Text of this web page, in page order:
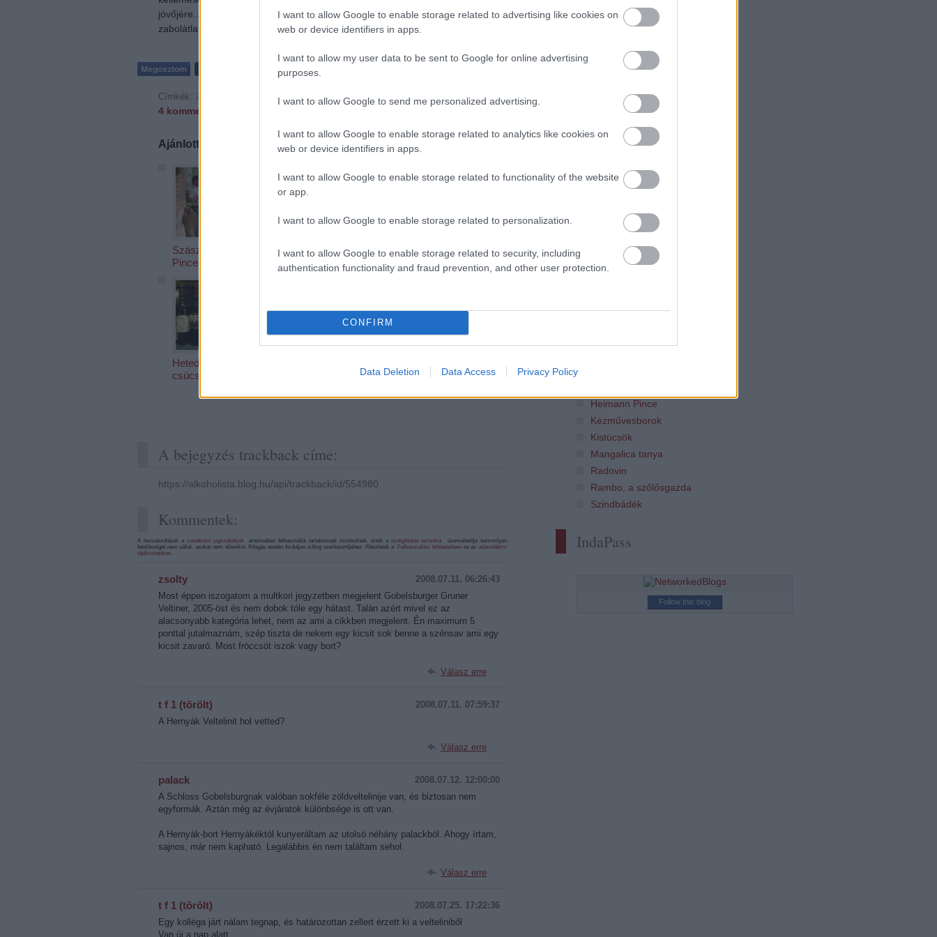
I want to allow Google to enable storage related to advertising like cookies on
web or device identifiers in apps.
I want to allow my user data to be sent to Google for online advertising
purposes.
I want to allow Google to send me personalized advertising.
I want to allow Google to enable storage related to analytics like cookies on
web or device identifiers in apps.
I want to allow Google to enable storage related to functionality of the website
or app.
I want to allow Google to enable storage related to personalization.
I want to allow Google to enable storage related to security, including
authentication functionality and fraud prevention, and other user protection.
CONFIRM
Data Deletion Data Access Privacy Policy
Kollégák
Alkonyi Tokaja
Bordoktor
Bortévé
Jamie Goode
Jancis Robinson
Robert Parker
Vinography
vörös és fehér
Barátilag
Heimann Pince
Kézművesborok
Kistücsök
Mangalica tanya
Radovin
Rambo, a szőlősgazda
Szindbádék
IndaPass
Follow this blog
jövőjére. Akár osztrák is lehetne, de jobb így, hogy van benne egy kis kuruc
zabolátlanság. Pannon klasszis, azaz7 pont.
Címkék: hétpontos wachau etyek knoll zöldveltelini hernyák
4 komment
Ajánlott bejegyzések:
Szászi-borok
Pinceáron
Kevés vagyok
Borok a
Mátrából
Hetedhét
csúcsmerlot
A bejegyzés trackback címe:
https://alkoholista.blog.hu/api/trackback/id/554980
Kommentek:
A hozzászólások a vonatkozó jogszabályokértelmében felhasználói tartalomnak minősülnek, értük a szolgáltatás technikai
üzemeltetője semmilyen
felelősséget nem vállal, azokat nem ellenőrzi. Kifogás esetén forduljon a blog szerkesztőjéhez. Részletek a
Felhasználási feltételekbenés azadatvédelmi
tájékoztatóban.
zsolty
2008.07.11. 06:26:43
Most éppen iszogatom a multkori jegyzetben megjelent Gobelsburger Gruner
Veltiner, 2005-öst és nem dobok tóle egy hátast. Talán azért mivel ez az
alacsonyabb kategória lehet, nem az ami a cikkben megjelent. Én maximum 5
ponttal jutalmaznám, szép tiszta de nekem egy kicsit sok benne a szénsav ami egy
kicsit zavaró. Most fröccsöt iszok vagy bort?
Válasz erre
t f 1 (törölt)
2008.07.11. 07:59:37
A Hernyák Veltelinit hol vetted?
Válasz erre
palack
2008.07.12. 12:00:00
A Schloss Gobelsburgnak valóban sokféle zöldveltelinije van, és biztosan nem
egyformák. Aztán még az évjáratok különbsége is ott van.
A Hernyák-bort Hernyákéktól kunyeráltam az utolsó néhány palackból. Ahogy írtam,
sajnos, már nem kapható. Legalábbis én nem találtam sehol.
Válasz erre
t f 1 (törölt)
2008.07.25. 17:22:36
Egy kolléga járt nálam tegnap, és határozottan zellert érzett ki a velteliniből
Van új a nap alatt.......